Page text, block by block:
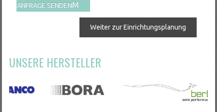
ANFRAGE SENDEN
Weiter zur Einrichtungsplanung
UNSERE HERSTELLER